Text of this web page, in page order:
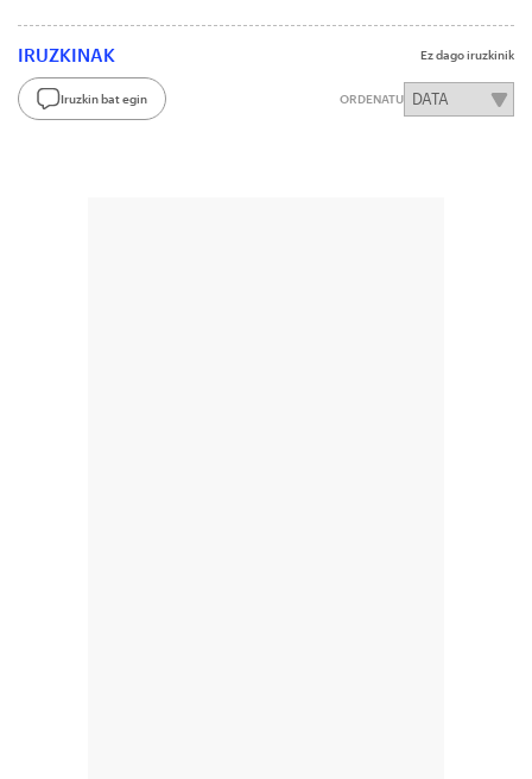
IRUZKINAK Ez dago iruzkinik
Iruzkin bat egin ORDENATU